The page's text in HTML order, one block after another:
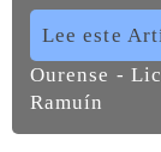
Lee este
Ourense -
Ramuín